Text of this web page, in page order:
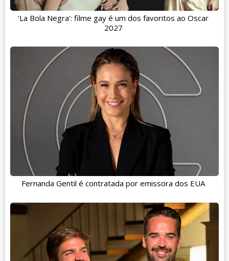
'La Bola Negra': filme gay é um dos favoritos ao Oscar
2027
Fernanda Gentil é contratada por emissora dos EUA